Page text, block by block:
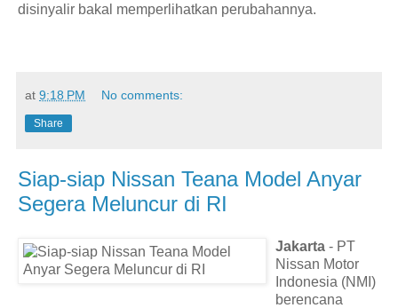
disinyalir bakal memperlihatkan perubahannya.
at 9:18 PM No comments:
Share
Siap-siap Nissan Teana Model Anyar
Segera Meluncur di RI
Jakarta - PT
Nissan Motor
Indonesia (NMI)
berencana